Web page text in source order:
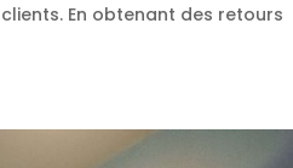
En obtenant des retours